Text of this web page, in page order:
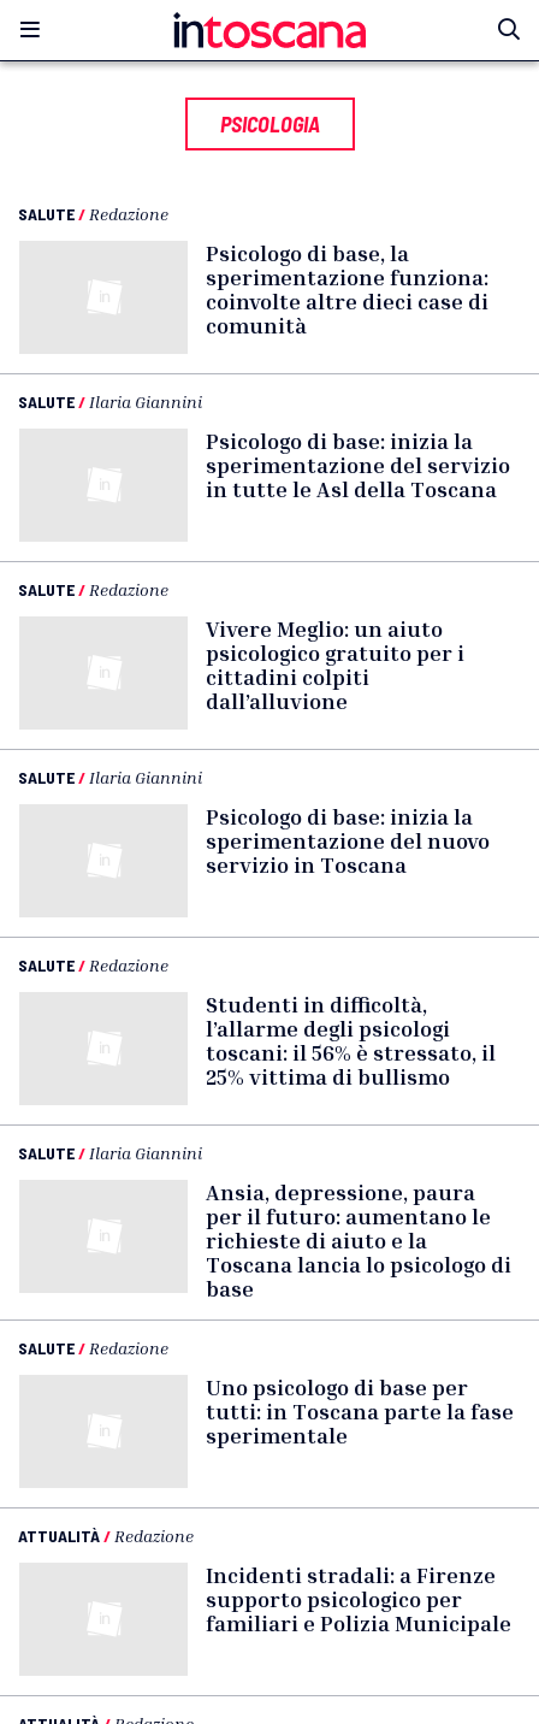
PSICOLOGIA
SALUTE/ Redazione
Psicologo di base, la
sperimentazione funziona:
coinvolte altre dieci case di
comunità
SALUTE/ Ilaria Giannini
Psicologo di base: inizia la
sperimentazione del servizio
in tutte le Asl della Toscana
SALUTE/ Redazione
Vivere Meglio: un aiuto
psicologico gratuito per i
cittadini colpiti
dall’alluvione
SALUTE/ Ilaria Giannini
Psicologo di base: inizia la
sperimentazione del nuovo
servizio in Toscana
SALUTE/ Redazione
Studenti in difficoltà,
l’allarme degli psicologi
toscani: il 56% è stressato, il
25% vittima di bullismo
SALUTE/ Ilaria Giannini
Ansia, depressione, paura
per il futuro: aumentano le
richieste di aiuto e la
Toscana lancia lo psicologo di
base
SALUTE/ Redazione
Uno psicologo di base per
tutti: in Toscana parte la fase
sperimentale
ATTUALITÀ/ Redazione
Incidenti stradali: a Firenze
supporto psicologico per
familiari e Polizia Municipale